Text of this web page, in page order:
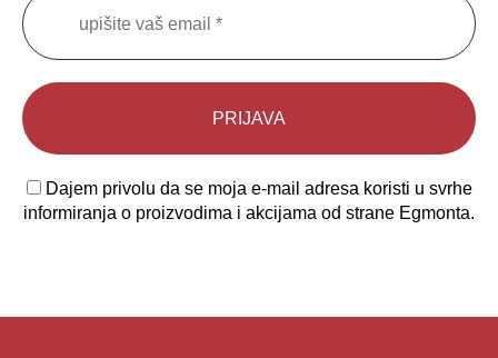
Dajem privolu da se moja e-mail adresa koristi u svrhe
informiranja o proizvodima i akcijama od strane Egmonta.